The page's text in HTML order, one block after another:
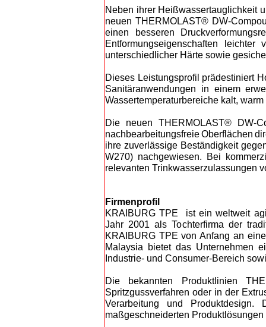
Neben ihrer Heißwassertauglichkeit
neuen THERMOLAST® DW-
einen besseren
Entformungseigenschaften
unterschiedlicher Härte sowie
Dieses Leistungsprofil prädestiniert
Sanitäranwendungen in einem
Wassertemperaturbereiche kalt,
Die neuen THERMOLAST® DW-
nachbearbeitungsfreie Oberflächen
ihre zuverlässige Beständigkeit
W270) nachgewiesen. Bei
relevanten Trinkwasserzulassungen
Firmenprofil
KRAIBURG TPE ist ein weltweit
Jahr 2001 als Tochterfirma der
KRAIBURG TPE von Anfang an
Malaysia bietet das Unternehmen
Industrie- und Consumer-Bereich
Die bekannten Produktlinien
Spritzgussverfahren oder in der
Verarbeitung und
maßgeschneiderten